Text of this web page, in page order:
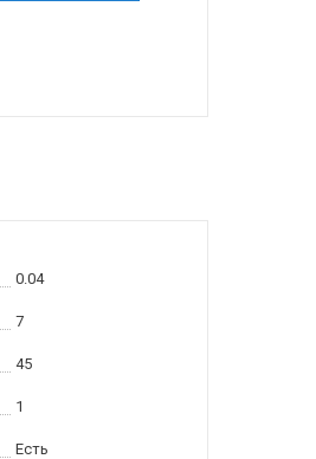
0.04
7
45
1
Есть